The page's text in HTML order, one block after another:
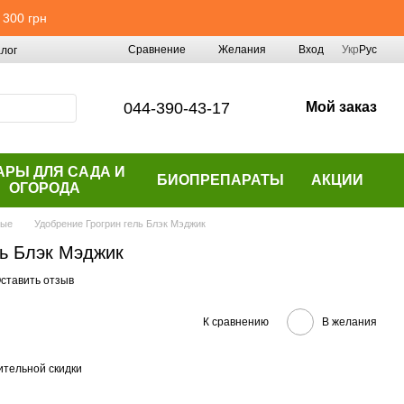
грн
Сравнение Желания Вход УкрРус
044-390-43-17 Мой заказ
ДЛЯ САДА И
ОГОРОДА
БИОПРЕПАРАТЫ АКЦИИ
Удобрение Грогрин гель Блэк Мэджик
Блэк Мэджик
отзыв
К сравнению В желания
скидки